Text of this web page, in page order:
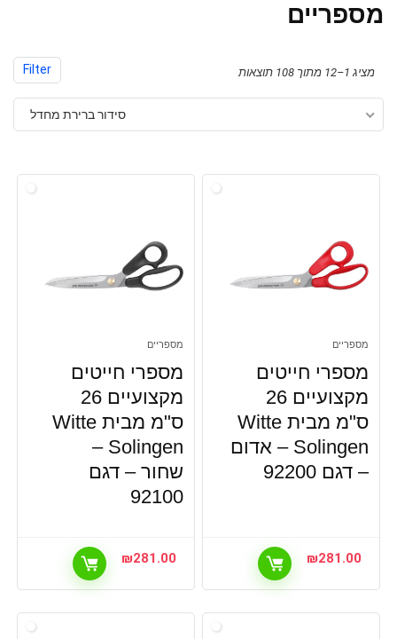
מספריים
Filter מציג 1–12 מתוך 108 תוצאות
סידור ברירת מחדל
מספריים
מספרי חייטים
מקצועיים 26
ס"מ מבית Witte
Solingen – אדום
– דגם 92200
₪281.00
מספריים
מספרי חייטים
מקצועיים 26
ס"מ מבית Witte
Solingen –
שחור – דגם
92100
₪281.00